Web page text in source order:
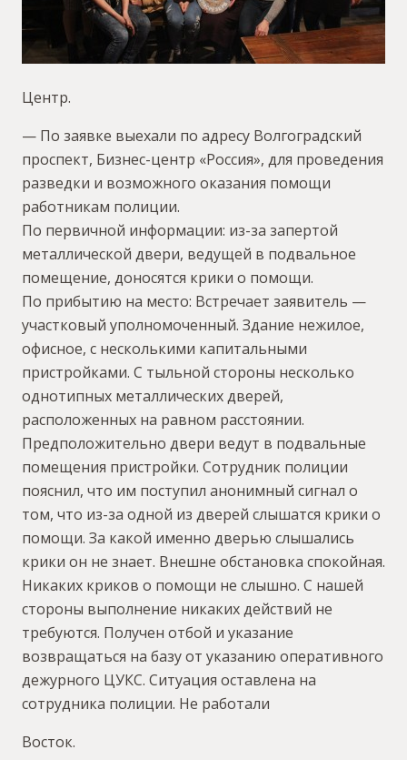
Центр.
— По заявке выехали по адресу Волгоградский
проспект, Бизнес-центр «Россия», для проведения
разведки и возможного оказания помощи
работникам полиции.
По первичной информации: из-за запертой
металлической двери, ведущей в подвальное
помещение, доносятся крики о помощи.
По прибытию на место: Встречает заявитель —
участковый уполномоченный. Здание нежилое,
офисное, с несколькими капитальными
пристройками. С тыльной стороны несколько
однотипных металлических дверей,
расположенных на равном расстоянии.
Предположительно двери ведут в подвальные
помещения пристройки. Сотрудник полиции
пояснил, что им поступил анонимный сигнал о
том, что из-за одной из дверей слышатся крики о
помощи. За какой именно дверью слышались
крики он не знает. Внешне обстановка спокойная.
Никаких криков о помощи не слышно. С нашей
стороны выполнение никаких действий не
требуются. Получен отбой и указание
возвращаться на базу от указанию оперативного
дежурного ЦУКС. Ситуация оставлена на
сотрудника полиции. Не работали
Восток.